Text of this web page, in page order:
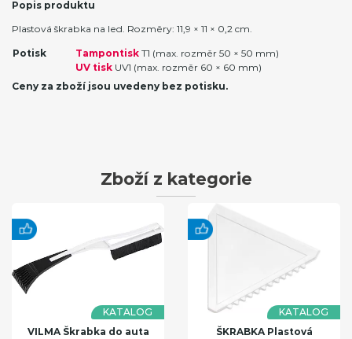
Popis produktu
Plastová škrabka na led. Rozměry: 11,9 × 11 × 0,2 cm.
Potisk Tampontisk T1 (max. rozměr 50 × 50 mm)
UV tisk UV1 (max. rozměr 60 × 60 mm)
Ceny za zboží jsou uvedeny bez potisku.
Zboží z kategorie
KATALOG
VILMA Škrabka do auta
KATALOG
ŠKRABKA Plastová